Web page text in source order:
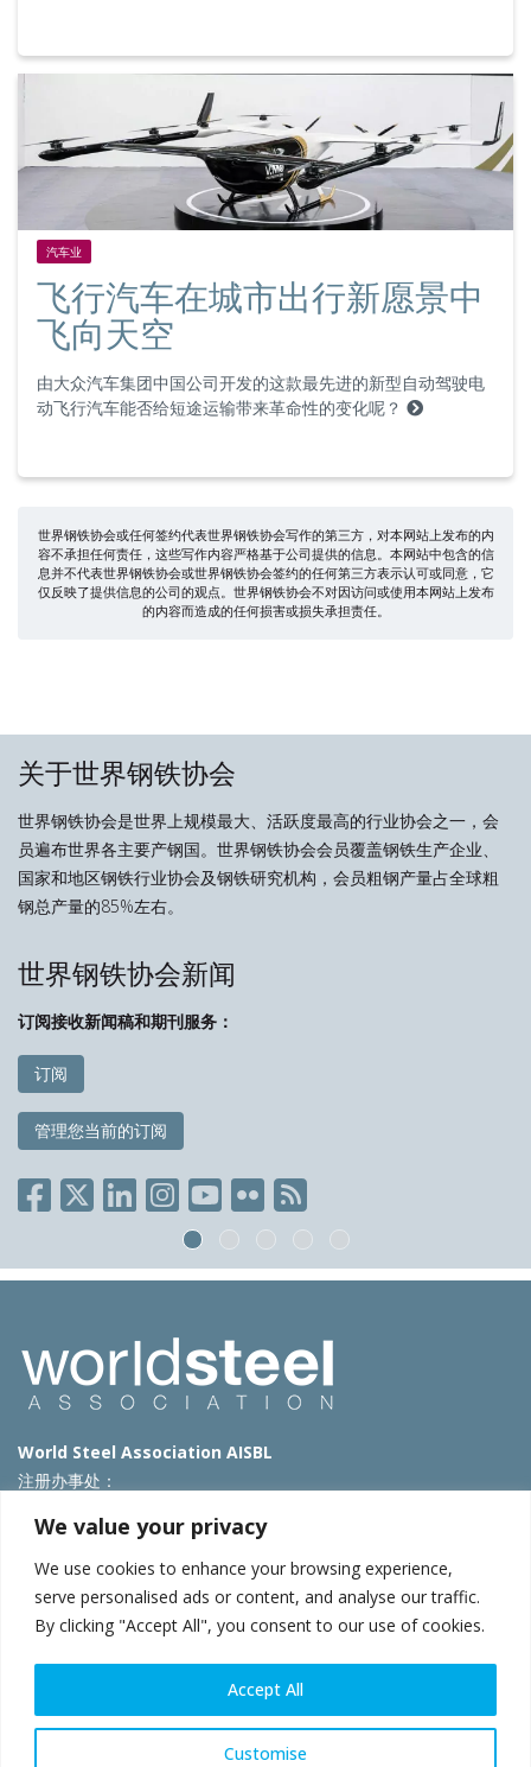
We value your privacy
We use cookies to enhance your browsing experience,
serve personalised ads or content, and analyse our traffic.
By clicking "Accept All", you consent to our use of cookies.
Customise
Accept All
汽车业
飞行汽车在城市出行新愿景中
飞向天空
由大众汽车集团中国公司开发的这款最先进的新型自动驾驶电
动飞行汽车能否给短途运输带来革命性的变化呢？
世界钢铁协会或任何签约代表世界钢铁协会写作的第三方，对本网站上发布的内
容不承担任何责任，这些写作内容严格基于公司提供的信息。本网站中包含的信
息并不代表世界钢铁协会或世界钢铁协会签约的任何第三方表示认可或同意，它
仅反映了提供信息的公司的观点。世界钢铁协会不对因访问或使用本网站上发布
的内容而造成的任何损害或损失承担责任。
关于世界钢铁协会
世界钢铁协会是世界上规模最大、活跃度最高的行业协会之一，会
员遍布世界各主要产钢国。世界钢铁协会会员覆盖钢铁生产企业、
国家和地区钢铁行业协会及钢铁研究机构，会员粗钢产量占全球粗
钢总产量的85%左右。
世界钢铁协会新闻
订阅接收新闻稿和期刊服务：
订阅
管理您当前的订阅
World Steel Association AISBL
注册办事处：
T: +32 2 702 89 00 – E:steel@worldsteel.org
北京市朝阳区霄云路40号院国航世纪大厦1号楼3层3F
E:china@worldsteel.org
使用条款|隐私政策
|网站地图|VAT Number BE 0406.597.373
steeluniversity.org